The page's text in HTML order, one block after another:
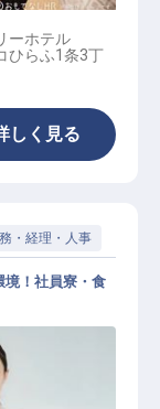
ーホテル
ひらふ1条3丁
しく見る
・経理・人事
境！社員寮・食